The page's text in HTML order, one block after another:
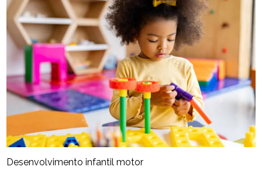
Desenvolvimento infantil motor